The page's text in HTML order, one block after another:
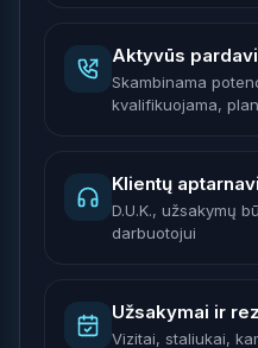
Aktyvūs
Skambinama
kvalifikuojama,
Klientų
D.U.K., užsakymų
darbuotojui
Užsakymai ir
Vizitai, staliukai,